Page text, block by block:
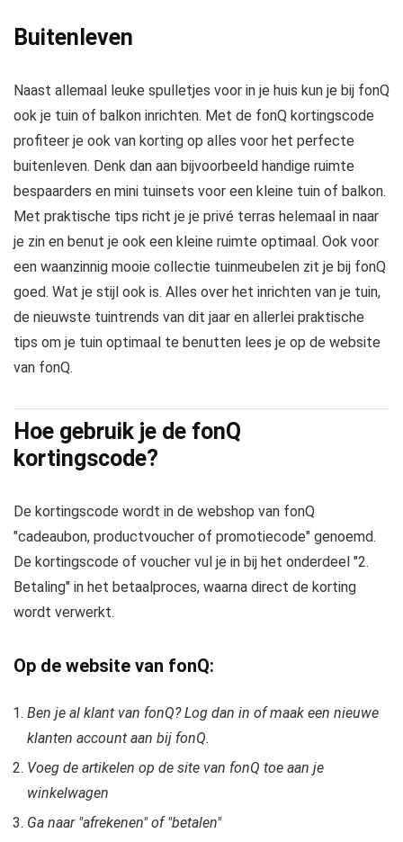
Buitenleven
Naast allemaal leuke spulletjes voor in je huis kun je bij fonQ
ook je tuin of balkon inrichten. Met de fonQ kortingscode
profiteer je ook van korting op alles voor het perfecte
buitenleven. Denk dan aan bijvoorbeeld handige ruimte
bespaarders en mini tuinsets voor een kleine tuin of balkon.
Met praktische tips richt je je privé terras helemaal in naar
je zin en benut je ook een kleine ruimte optimaal. Ook voor
een waanzinnig mooie collectie tuinmeubelen zit je bij fonQ
goed. Wat je stijl ook is. Alles over het inrichten van je tuin,
de nieuwste tuintrends van dit jaar en allerlei praktische
tips om je tuin optimaal te benutten lees je op de website
van fonQ.
Hoe gebruik je de fonQ
kortingscode?
De kortingscode wordt in de webshop van fonQ
"cadeaubon, productvoucher of promotiecode" genoemd.
De kortingscode of voucher vul je in bij het onderdeel "2.
Betaling" in het betaalproces, waarna direct de korting
wordt verwerkt.
Op de website van fonQ:
Ben je al klant van fonQ? Log dan in of maak een nieuwe
klanten account aan bij fonQ.
Voeg de artikelen op de site van fonQ toe aan je
winkelwagen
Ga naar "afrekenen" of "betalen"